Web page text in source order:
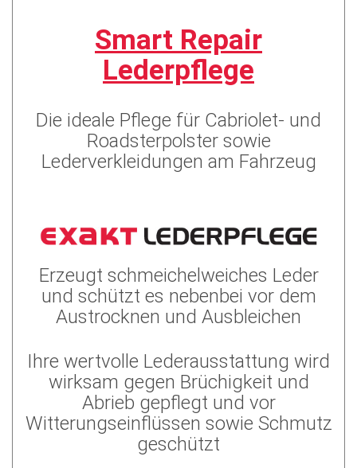
Smart Repair
Lederpflege
Die ideale Pflege für Cabriolet- und
Roadsterpolster sowie
Lederverkleidungen am Fahrzeug
Erzeugt schmeichelweiches Leder
und schützt es nebenbei vor dem
Austrocknen und Ausbleichen
Ihre wertvolle Lederausstattung wird
wirksam gegen Brüchigkeit und
Abrieb gepflegt und vor
Witterungseinflüssen sowie Schmutz
geschützt